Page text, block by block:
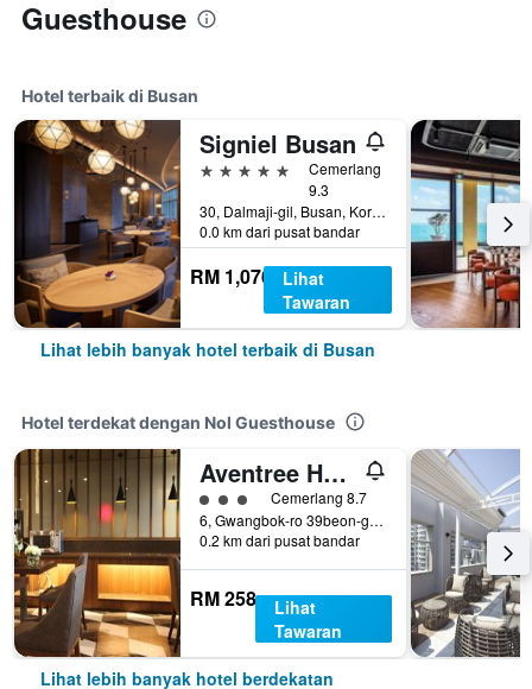
Guesthouse
Hotel terbaik di Busan
Signiel Busan
5 bintang
Cemerlang
9.3
30, Dalmaji-gil, Busan, Korea Selatan
0.0 km dari pusat bandar
RM 1,076
Lihat
Tawaran
Lihat lebih banyak hotel terbaik di Busan
Hotel terdekat dengan Nol Guesthouse
Aventree Hotel Busan
penarafan kelas 3
Cemerlang 8.7
6, Gwangbok-ro 39beon-gil, Jung-gu, Busan, Korea Selatan
0.2 km dari pusat bandar
RM 258
Lihat
Tawaran
Lihat lebih banyak hotel berdekatan